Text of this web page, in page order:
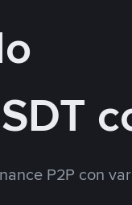
P2P con